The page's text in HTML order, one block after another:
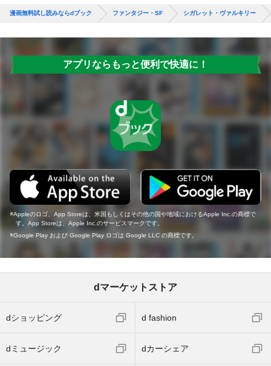
漫画無料試し読みならdブック ファンタジー・SF シガレット・ヴァルキリー
アプリならもっと便利で快適に！
Appleのロゴ、App Storeは、米国もしくはその他の国や地域におけるApple Inc.の商標で
す。App Storeは、Apple Inc.のサービスマークです。
Google Play および Google Play ロゴは Google LLC の商標です。
dマーケットストア
dショッピング d fashion
dミュージック dカーシェア